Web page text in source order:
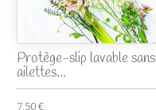
Protège-slip lavable sans
ailettes...
7,50 €